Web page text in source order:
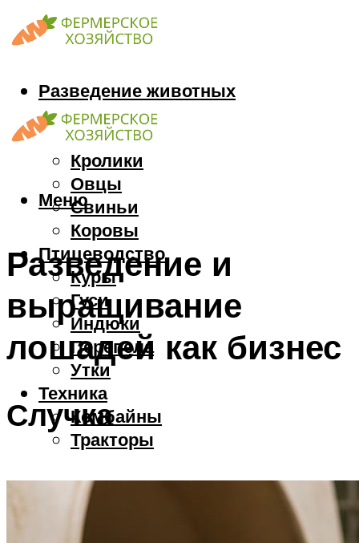
Разведение животных
Козы
Кони
Кролики
Овцы
Свиньи
Коровы
Птицеводство
Куры
Гуси
Индюки
Перепела
Утки
Техника
Комбайны
Тракторы
Меню
Меню
Разведение и
выращивание
лошадей как бизнес
Случка